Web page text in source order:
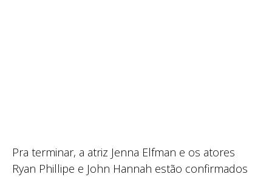
Pra terminar, a atriz Jenna Elfman e os atores
Ryan Phillipe e John Hannah estão confirmados